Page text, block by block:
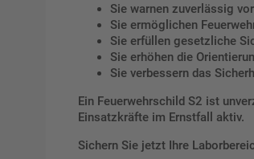
Sie warnen zuverlässig
Sie ermöglichen
Sie erfüllen gesetzliche
Sie erhöhen die
Sie verbessern das
Ein Feuerwehrschild S2 ist
Einsatzkräfte im Ernstfall aktiv.
Sichern Sie jetzt Ihre